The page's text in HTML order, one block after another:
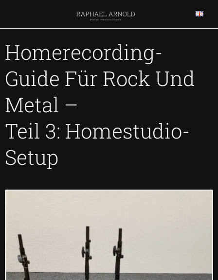
Homerecording-
Guide Für Rock Und
Metal –
Teil 3: Homestudio-
Setup